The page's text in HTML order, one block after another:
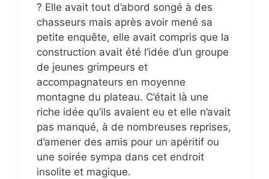
? Elle avait tout d’abord songé à des
chasseurs mais après avoir mené sa
petite enquête, elle avait compris que la
construction avait été l’idée d’un groupe
de jeunes grimpeurs et
accompagnateurs en moyenne
montagne du plateau. C’était là une
riche idée qu’ils avaient eu et elle n’avait
pas manqué, à de nombreuses reprises,
d’amener des amis pour un apéritif ou
une soirée sympa dans cet endroit
insolite et magique.